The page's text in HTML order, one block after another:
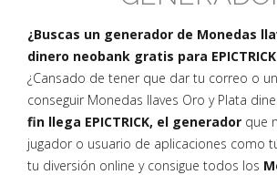
¿Buscas un generador de Monedas
dinero neobank gratis para
¿Cansado de tener que dar tu correo o
conseguir Monedas llaves Oro y Plata
fin llega EPICTRICK, el generador que
jugador o usuario de aplicaciones como
tu diversión online y consigue todos los